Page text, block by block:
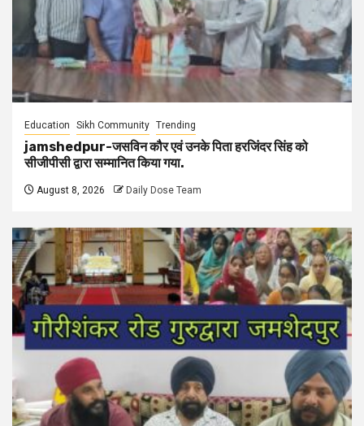
Education Sikh Community Trending
jamshedpur-जसविन कौर एवं उनके पिता हरजिंदर सिंह को
सीजीपीसी द्वारा सम्मानित किया गया.
August 8, 2026 Daily Dose Team